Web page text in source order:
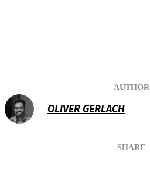
AUTHOR
OLIVER GERLACH
SHARE